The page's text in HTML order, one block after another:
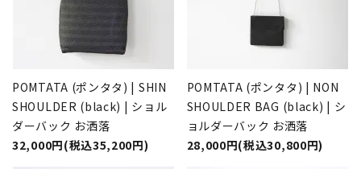
POMTATA (ポンタタ) | SHIN
SHOULDER (black) | ショル
ダーバック お洒落
32,000円(税込35,200円)
POMTATA (ポンタタ) | NON
SHOULDER BAG (black) | シ
ョルダーバック お洒落
28,000円(税込30,800円)